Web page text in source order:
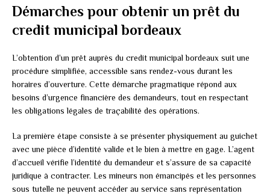
Démarches pour obtenir un prêt du
credit municipal bordeaux
L’obtention d’un prêt auprès du credit municipal bordeaux suit une
procédure simplifiée, accessible sans rendez-vous durant les
horaires d’ouverture. Cette démarche pragmatique répond aux
besoins d’urgence financière des demandeurs, tout en respectant
les obligations légales de traçabilité des opérations.
La première étape consiste à se présenter physiquement au guichet
avec une pièce d’identité valide et le bien à mettre en gage. L’agent
d’accueil vérifie l’identité du demandeur et s’assure de sa capacité
juridique à contracter. Les mineurs non émancipés et les personnes
sous tutelle ne peuvent accéder au service sans représentation